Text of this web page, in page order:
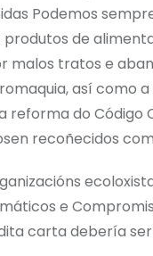
Podemos
de
malos tratos e
así como
do Código
recoñecidos
e
carta debería